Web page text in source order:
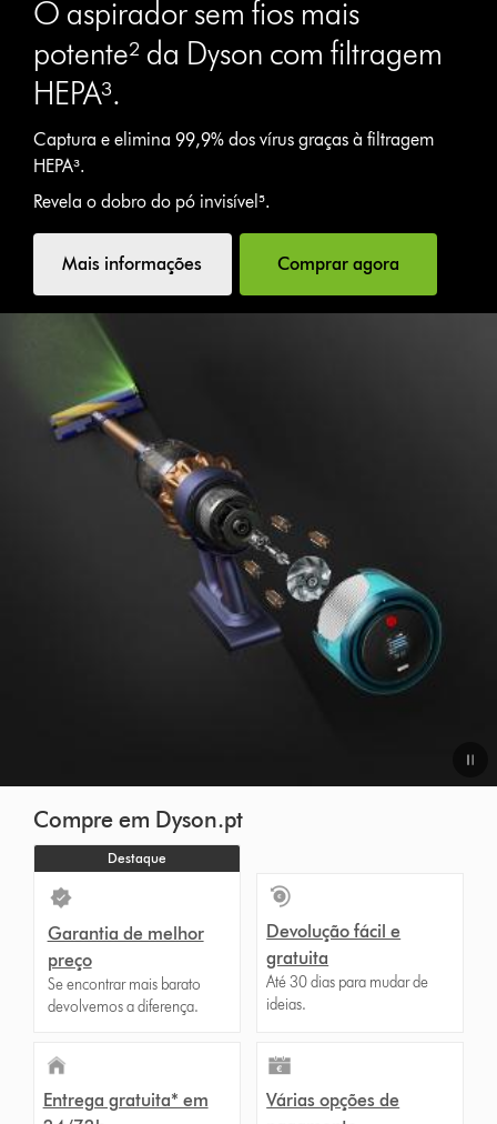
O aspirador sem fios mais
potente² da Dyson com filtragem
HEPA³.
Captura e elimina 99,9% dos vírus graças à filtragem
HEPA³.
Revela o dobro do pó invisível⁵.
Mais informações Comprar agora
Compre em Dyson.pt
Destaque
Garantia de melhor
preço
Se encontrar mais barato
devolvemos a diferença.
Devolução fácil e
gratuita
Até 30 dias para mudar de
ideias.
Entrega gratuita* em
Várias opções de